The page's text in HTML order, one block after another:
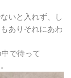
いと入れず、し
ありそれにあわ
で待って